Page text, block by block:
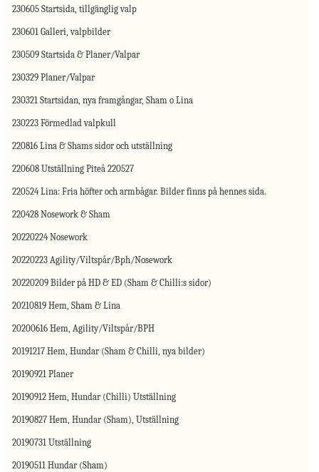
230605 Startsida, tillgänglig valp
230601 Galleri, valpbilder
230509 Startsida & Planer/Valpar
230329 Planer/Valpar
230321 Startsidan, nya framgångar, Sham o Lina
230223 Förmedlad valpkull
220816 Lina & Shams sidor och utställning
220608 Utställning Piteå 220527
220524 Lina: Fria höfter och armbågar. Bilder finns på hennes sida.
220428 Nosework & Sham
20220224 Nosework
20220223 Agility/Viltspår/Bph/Nosework
20220209 Bilder på HD & ED (Sham & Chilli:s sidor)
20210819 Hem, Sham & Lina
20200616 Hem, Agility/Viltspår/BPH
20191217 Hem, Hundar (Sham & Chilli, nya bilder)
20190921 Planer
20190912 Hem, Hundar (Chilli) Utställning
20190827 Hem, Hundar (Sham), Utställning
20190731 Utställning
20190511 Hundar (Sham)